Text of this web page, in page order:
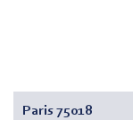
Paris 75018